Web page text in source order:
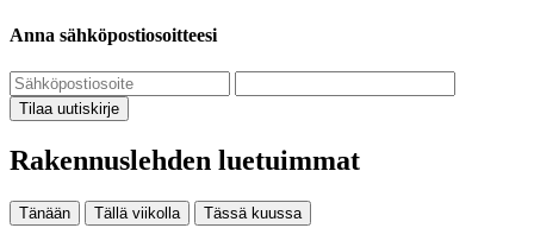
Anna sähköpostiosoitteesi
Tilaa uutiskirje
Rakennuslehden luetuimmat
Tänään Tällä viikolla Tässä kuussa